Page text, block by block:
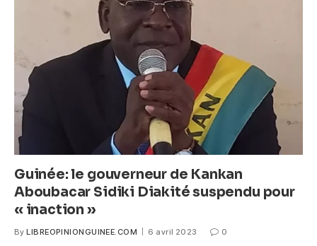
Guinée: le gouverneur de Kankan
Aboubacar Sidiki Diakité suspendu pour
« inaction »
By LIBREOPINIONGUINEE.COM 6 avril 2023 0